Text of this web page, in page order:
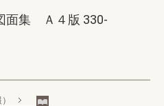
面集 Ａ４版 330-